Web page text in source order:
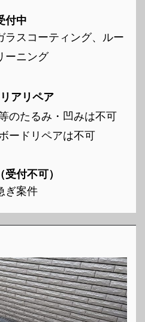
付中
ラスコーティング、ルー
ーニング
アリペア
のたるみ・凹みは不可
ードリペアは不可
付不可）
ぎ案件